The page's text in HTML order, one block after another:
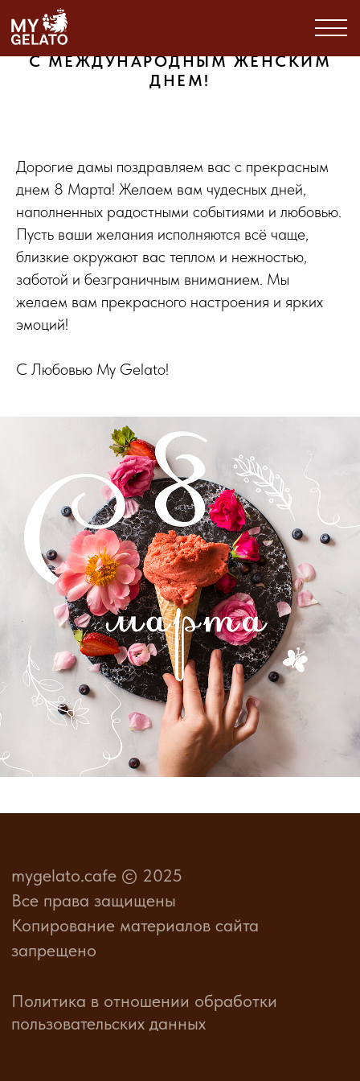
С МЕЖДУНАРОДНЫМ ЖЕНСКИМ
ДНЕМ!
Дорогие дамы поздравляем вас с прекрасным
днем 8 Марта! Желаем вам чудесных дней,
наполненных радостными событиями и любовью.
Пусть ваши желания исполняются всё чаще,
близкие окружают вас теплом и нежностью,
заботой и безграничным вниманием. Мы
желаем вам прекрасного настроения и ярких
эмоций!
С Любовью My Gelato!
mygelato.cafe © 2025
Все права защищены
Копирование материалов сайта
запрещено
Политика в отношении обработки
пользовательских данных